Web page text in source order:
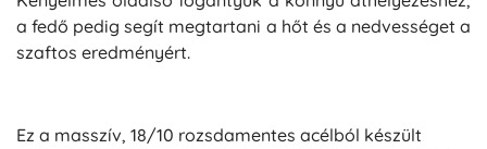
a fedő pedig segít megtartani a hőt és a nedvességet a
szaftos eredményért.
Ez a masszív, 18/10 rozsdamentes acélból készült